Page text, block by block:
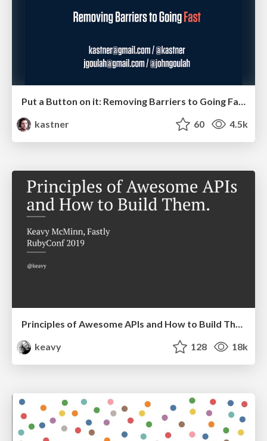
Put a Button on it: Removing Barriers to Going Fast.
kastner
60 4.5k
Principles of Awesome APIs and How to Build Them.
keavy
128 18k